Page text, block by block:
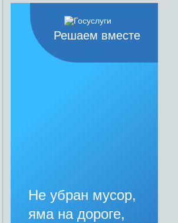
Решаем вместе
Не убран мусор,
яма на дороге,